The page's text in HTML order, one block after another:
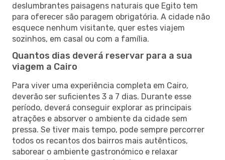
deslumbrantes paisagens naturais que Egito tem
para oferecer são paragem obrigatória. A cidade não
esquece nenhum visitante, quer estes viajem
sozinhos, em casal ou com a família.
Quantos dias deverá reservar para a sua
viagem a Cairo
Para viver uma experiência completa em Cairo,
deverão ser suficientes 3 a 7 dias. Durante esse
período, deverá conseguir explorar as principais
atrações e absorver o ambiente da cidade sem
pressa. Se tiver mais tempo, pode sempre percorrer
todos os recantos dos bairros mais autênticos,
saborear o ambiente gastronómico e relaxar